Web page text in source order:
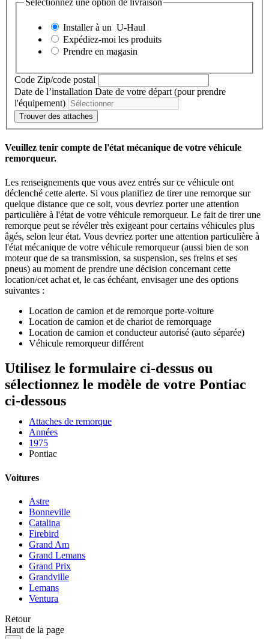
Sélectionnez une option de livraison
Installer à un U-Haul
Expédiez-moi les produits
Prendre en magasin
Code Zip/code postal
Date de l’installation Date de votre départ (pour prendre
l'équipement)
Trouver des attaches
Veuillez tenir compte de l'état mécanique de votre véhicule
remorqueur.
Les renseignements que vous avez entrés sur ce véhicule ont
déclenché cette alerte. Si vous planifiez de tirer une remorque sur
quelque distance que ce soit, vous devriez porter une attention
particulière à l'état de votre véhicule remorqueur. Le fait de tirer une
remorque peut se révéler très exigeant pour certains véhicules plus
âgés, selon leur état. Vous devriez porter une attention particulière à
l'état mécanique de votre véhicule remorqueur (aussi bien de son
moteur que de sa transmission, sa suspension, ses freins et ses
pneus) au moment de prendre une décision concernant cette
location/cet achat et, le cas échéant, envisager une des options
suivantes :
Location de camion et de remorque porte-voiture
Location de camion et de chariot de remorquage
Location de camion et conducteur autorisé (auto séparée)
Véhicule remorqueur différent
Utilisez le formulaire ci-dessus ou
sélectionnez le modèle de votre Pontiac
ci-dessous
Attaches de remorque
Années
1975
Pontiac
Voitures
Astre
Bonneville
Catalina
Firebird
Grand Am
Grand Lemans
Grand Prix
Grandville
Lemans
Ventura
Retour
Haut de la page